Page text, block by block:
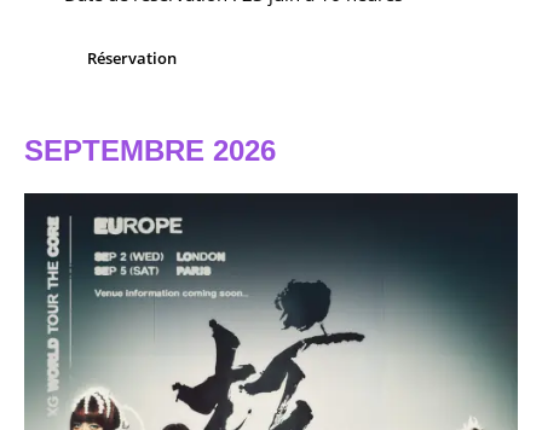
Réservation
SEPTEMBRE 2026